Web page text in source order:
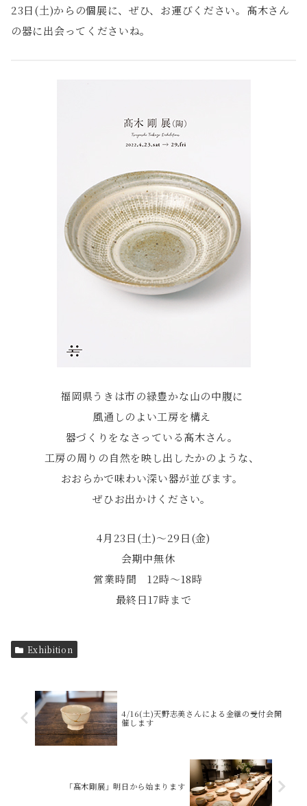
23日(土)からの個展に、ぜひ、お運びください。髙木さん
の器に出会ってくださいね。
福岡県うきは市の緑豊かな山の中腹に
風通しのよい工房を構え
器づくりをなさっている髙木さん。
工房の周りの自然を映し出したかのような、
おおらかで味わい深い器が並びます。
ぜひお出かけください。
4月23日(土)〜29日(金)
会期中無休
営業時間 12時～18時
最終日17時まで
Exhibition
4/16(土)天野志美さんによる金継の受付会開
催します
「髙木剛展」明日から始まります